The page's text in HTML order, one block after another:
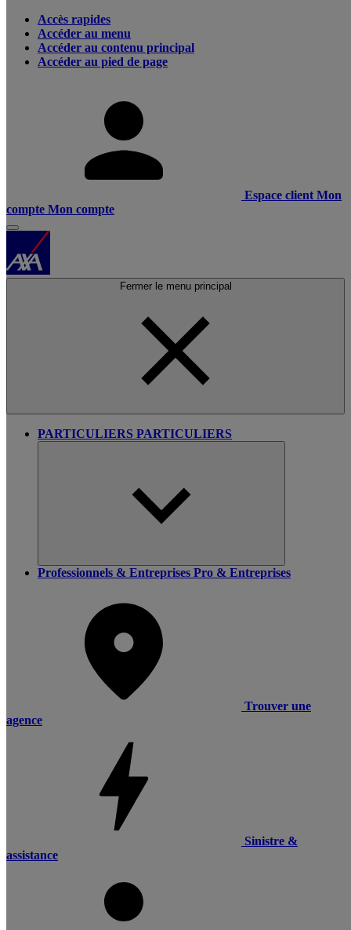
Accès rapides
Accéder au menu
Accéder au contenu principal
Accéder au pied de page
Espace client Mon
compte Mon compte
Fermer le menu principal
PARTICULIERS PARTICULIERS
Professionnels & Entreprises Pro & Entreprises
Trouver une
agence
Sinistre &
assistance